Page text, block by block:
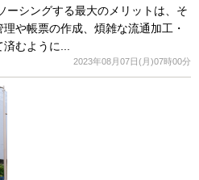
ーシングする最大のメリットは、そ
や帳票の作成、煩雑な流通加工・
むように...
2023年08月07日(月)07時00分